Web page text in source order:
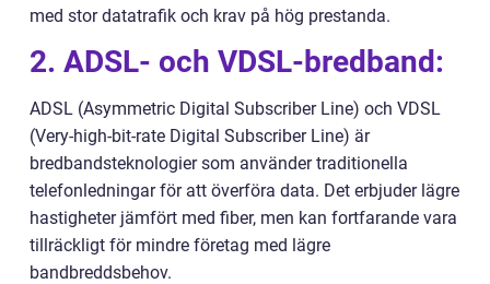
med stor datatrafik och krav på hög prestanda.
2. ADSL- och VDSL-bredband:
ADSL (Asymmetric Digital Subscriber Line) och VDSL
(Very-high-bit-rate Digital Subscriber Line) är
bredbandsteknologier som använder traditionella
telefonledningar för att överföra data. Det erbjuder lägre
hastigheter jämfört med fiber, men kan fortfarande vara
tillräckligt för mindre företag med lägre
bandbreddsbehov.